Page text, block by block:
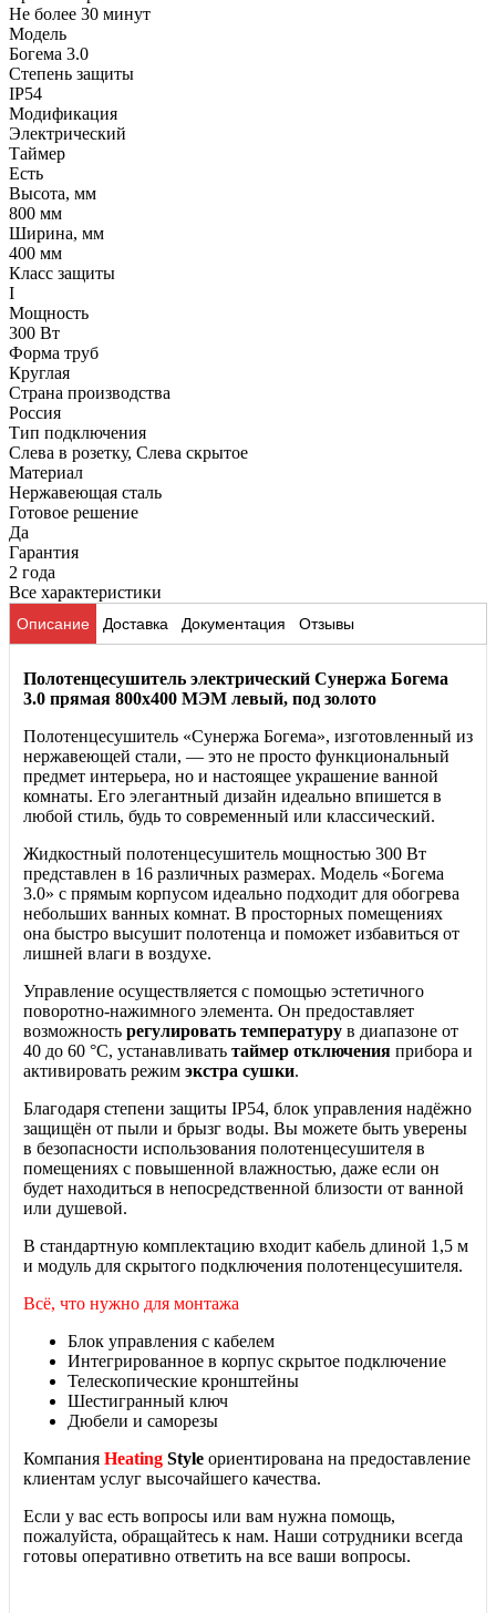
Не более 30 минут
Модель
Богема 3.0
Степень защиты
IP54
Модификация
Электрический
Таймер
Есть
Высота, мм
800 мм
Ширина, мм
400 мм
Класс защиты
I
Мощность
300 Вт
Форма труб
Круглая
Страна производства
Россия
Тип подключения
Слева в розетку, Слева скрытое
Материал
Нержавеющая сталь
Готовое решение
Да
Гарантия
2 года
Все характеристики
Описание Доставка Документация Отзывы
Полотенцесушитель электрический Сунержа Богема
3.0 прямая 800х400 МЭМ левый, под золото
Полотенцесушитель «Сунержа Богема», изготовленный из
нержавеющей стали, — это не просто функциональный
предмет интерьера, но и настоящее украшение ванной
комнаты. Его элегантный дизайн идеально впишется в
любой стиль, будь то современный или классический.
Жидкостный полотенцесушитель мощностью 300 Вт
представлен в 16 различных размерах. Модель «Богема
3.0» с прямым корпусом идеально подходит для обогрева
небольших ванных комнат. В просторных помещениях
она быстро высушит полотенца и поможет избавиться от
лишней влаги в воздухе.
Управление осуществляется с помощью эстетичного
поворотно-нажимного элемента. Он предоставляет
возможность регулировать температуру в диапазоне от
40 до 60 °С, устанавливать таймер отключения прибора и
активировать режим экстра сушки.
Благодаря степени защиты IP54, блок управления надёжно
защищён от пыли и брызг воды. Вы можете быть уверены
в безопасности использования полотенцесушителя в
помещениях с повышенной влажностью, даже если он
будет находиться в непосредственной близости от ванной
или душевой.
В стандартную комплектацию входит кабель длиной 1,5 м
и модуль для скрытого подключения полотенцесушителя.
Всё, что нужно для монтажа
Блок управления с кабелем
Интегрированное в корпус скрытое подключение
Телескопические кронштейны
Шестигранный ключ
Дюбели и саморезы
Компания Heating Style ориентирована на предоставление
клиентам услуг высочайшего качества.
Если у вас есть вопросы или вам нужна помощь,
пожалуйста, обращайтесь к нам. Наши сотрудники всегда
готовы оперативно ответить на все ваши вопросы.